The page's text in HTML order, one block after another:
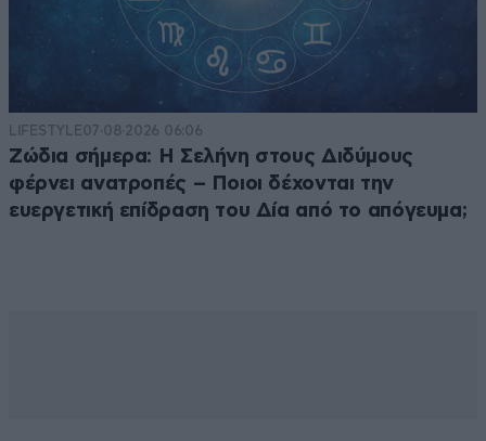
LIFESTYLE07·08·2026 06:06
Ζώδια σήμερα: Η Σελήνη στους Διδύμους
φέρνει ανατροπές – Ποιοι δέχονται την
ευεργετική επίδραση του Δία από το απόγευμα;